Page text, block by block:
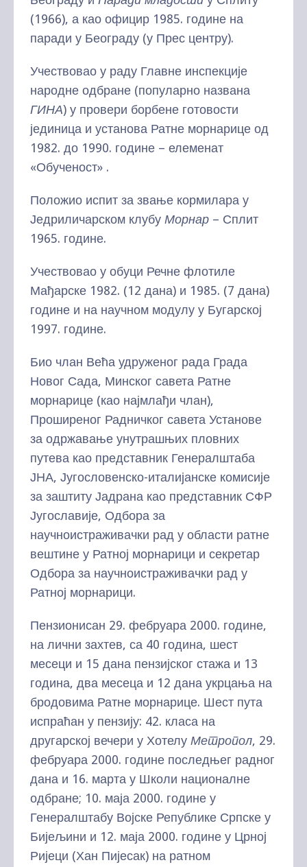
(1966), а као официр 1985. године на
паради у Београду (у Прес центру).
Учествовао у раду Главне инспекције
народне одбране (популарно названа
ГИНА) у провери борбене готовости
јединица и установа Ратне морнарице од
1982. до 1990. године – елеменат
«Обученост» .
Положио испит за звање кормилара у
Једриличарском клубу Морнар – Сплит
1965. године.
Учествовао у обуци Речне флотиле
Мађарске 1982. (12 дана) и 1985. (7 дана)
године и на научном модулу у Бугарској
1997. године.
Био члан Већа удруженог рада Града
Новог Сада, Минског савета Ратне
морнарице (као најмлађи члан),
Проширеног Радничког савета Установе
за одржавање унутрашњих пловних
путева као представник Генералштаба
ЈНА, Југословенско-италијанске комисије
за заштиту Јадрана као представник СФР
Југославије, Одбора за
научноистраживачки рад у области ратне
вештине у Ратној морнарици и секретар
Одбора за научноистраживачки рад у
Ратној морнарици.
Пензионисан 29. фебруара 2000. године,
на лични захтев, са 40 година, шест
месеци и 15 дана пензијског стажа и 13
година, два месеца и 12 дана укрцања на
бродовима Ратне морнарице. Шест пута
испраћан у пензију: 42. класа на
другарској вечери у Хотелу Метропол, 29.
фебруара 2000. године последњег радног
дана и 16. марта у Школи националне
одбране; 10. маја 2000. године у
Генералштабу Војске Републике Српске у
Бијељини и 12. маја 2000. године у Црној
Ријеци (Хан Пијесак) на ратном